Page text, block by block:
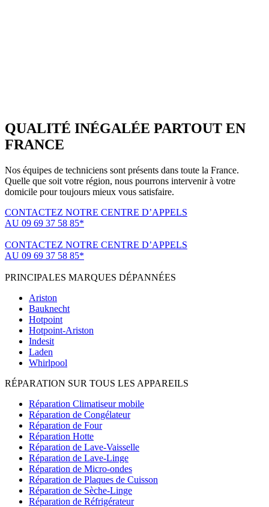
QUALITÉ INÉGALÉE PARTOUT EN
FRANCE
Nos équipes de techniciens sont présents dans toute la France.
Quelle que soit votre région, nous pourrons intervenir à votre
domicile pour toujours mieux vous satisfaire.
CONTACTEZ NOTRE CENTRE D’APPELS
AU 09 69 37 58 85*
CONTACTEZ NOTRE CENTRE D’APPELS
AU 09 69 37 58 85*
PRINCIPALES MARQUES DÉPANNÉES
Ariston
Bauknecht
Hotpoint
Hotpoint-Ariston
Indesit
Laden
Whirlpool
RÉPARATION SUR TOUS LES APPAREILS
Réparation Climatiseur mobile
Réparation de Congélateur
Réparation de Four
Réparation Hotte
Réparation de Lave-Vaisselle
Réparation de Lave-Linge
Réparation de Micro-ondes
Réparation de Plaques de Cuisson
Réparation de Sèche-Linge
Réparation de Réfrigérateur